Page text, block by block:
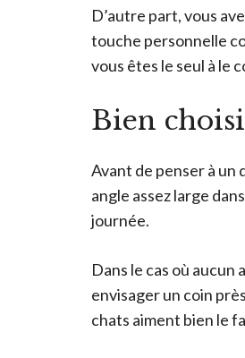
D’autre part, vous
touche personnelle
vous êtes le seul à le
Bien
Avant de penser à un
angle assez large
journée.
Dans le cas où aucun
envisager un coin
chats aiment bien le